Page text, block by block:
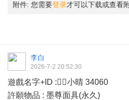
附件: 您需要登录才可以下载或查看
李白
2026-7-2 20:52:30
遊戲名字+ID :小晴 34060
許願物品 : 墨尊面具(永久)